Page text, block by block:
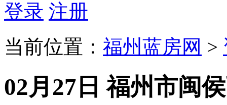
登录 注册
当前位置： 福州蓝房网 >
02月27日 福州市闽